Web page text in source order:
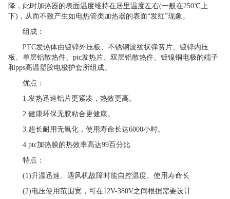
降，此时加热器的表面温度维持在居里温度左右(一般在250℃上
下)，从而不致产生如电热管类加热器的表面“发红”现象。
组成：
PTC发热体由镀锌外压板、不锈钢波纹状弹簧片、镀锌内压
板、单层铝散热件、ptc发热片、双层铝散热件、镀镍铜电极的端子
和pps高温塑胶电极护套所组成。
优点：
1.发热迅速铝片更紧凑，热效更高。
2.健康环保无胶粘合更健康。
3.超长耐用无氧化，使用寿命长达6000小时。
4.ptc加热膜的热效率高达99百分比
特点：
(1)升温迅速、遇风机故障时能自控温度、使用寿命长
(2)电压使用范围宽，可在12V-380V之间根据需要设计